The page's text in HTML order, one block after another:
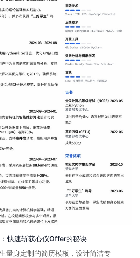
快速斩获心仪Offer的秘诀
量身定制的简历模板，设计简洁专